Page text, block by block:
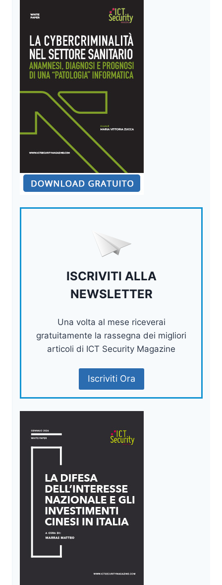
ISCRIVITI ALLA
NEWSLETTER
Una volta al mese riceverai
gratuitamente la rassegna dei migliori
articoli di ICT Security Magazine
Iscriviti Ora